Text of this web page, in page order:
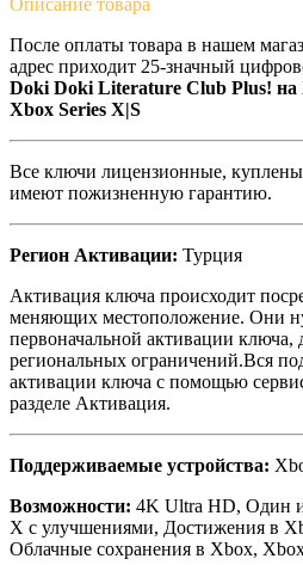
После оплаты товара в нашем
адрес приходит 25-значный
Doki Doki Literature Club Plus! на
Xbox Series X|S
Все ключи лицензионные,
имеют пожизненную гарантию.
Регион Активации: Турция
Активация ключа происходит
меняющих местоположение. Они
первоначальной активации ключа,
региональных ограничений.Вся
активации ключа с помощью
разделе Активация.
Поддерживаемые устройства:
Возможности: 4K Ultra HD, Один
X с улучшениями, Достижения в
Облачные сохранения в Xbox,